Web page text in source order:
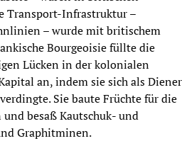
Transport-Infrastruktur –
– wurde mit britischem
Bourgeoisie füllte die
Lücken in der kolonialen
an, indem sie sich als Diener
Sie baute Früchte für die
besaß Kautschuk- und
Graphitminen.